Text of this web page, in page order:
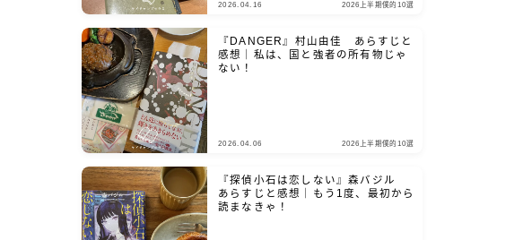
2026.04.16 2026上半期僕的10選
『DANGER』村山由佳 あらすじと
感想｜私は、国と強者の所有物じゃ
ない！
2026.04.06 2026上半期僕的10選
『探偵小石は恋しない』森バジル
あらすじと感想｜もう1度、最初から
読まなきゃ！